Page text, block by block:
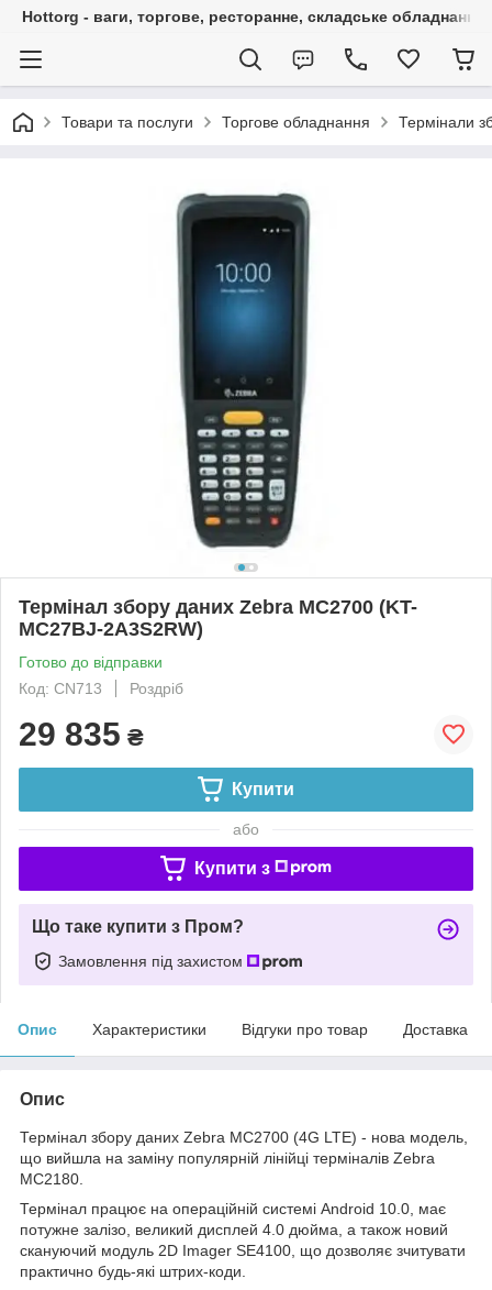
Hottorg - ваги, торгове, ресторанне, складське обладнання
Товари та послуги Торгове обладнання Термінали
Термінал збору даних Zebra MC2700 (KT-
MC27BJ-2A3S2RW)
Готово до відправки
Код: CN713
Роздріб
29 835 ₴
Купити
або
Купити з
Що таке купити з Пром?
Замовлення під захистом
Опис Характеристики Відгуки про товар Доставка
Опис
Термінал збору даних Zebra MC2700 (4G LTE) - нова модель,
що вийшла на заміну популярній лінійці терміналів Zebra
MC2180.
Термінал працює на операційній системі Android 10.0, має
потужне залізо, великий дисплей 4.0 дюйма, а також новий
скануючий модуль 2D Imager SE4100, що дозволяє зчитувати
практично будь-які штрих-коди.